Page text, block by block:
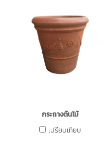
กระถางต้นไม้
เปรียบเทียบ